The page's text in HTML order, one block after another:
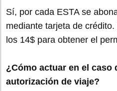
Sí, por cada ESTA se
mediante tarjeta de
los 14$ para obtener el
¿Cómo actuar en el caso
autorización de viaje?